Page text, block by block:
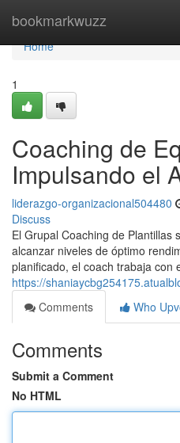
bookmarkwuzz
Home
Home
1
Coaching de
Impulsando el
liderazgo-organizacional504480
Discuss
El Grupal Coaching de Plantillas
alcanzar niveles de óptimo
planificado, el coach trabaja con
https://
Comments
Who
Comments
Submit a Comment
No HTML